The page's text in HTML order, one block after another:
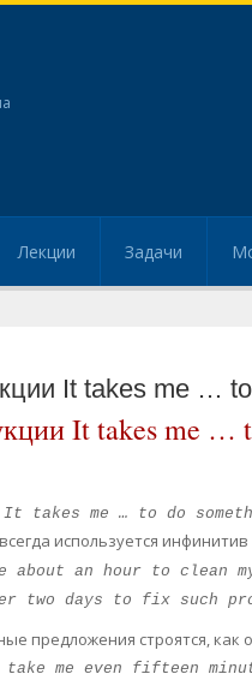
Лекции Задачи
It takes me …
It takes me …
It takes me … to do
используется инфинитив
about an hour to clean
two days to fix such
предложения строятся, как
me even fifteen